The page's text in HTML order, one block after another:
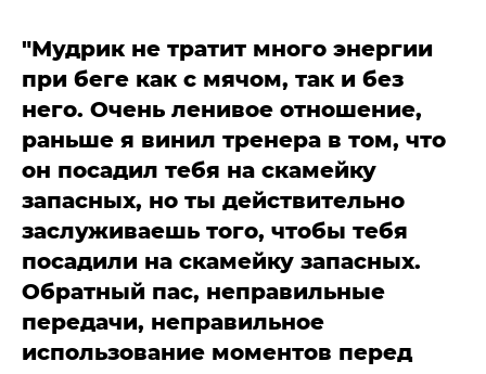
"Мудрик не тратит много энергии
при беге как с мячом, так и без
него. Очень ленивое отношение,
раньше я винил тренера в том, что
он посадил тебя на скамейку
запасных, но ты действительно
заслуживаешь того, чтобы тебя
посадили на скамейку запасных.
Обратный пас, неправильные
передачи, неправильное
использование моментов перед